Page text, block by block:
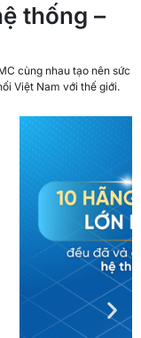
thống –
cùng nhau tạo nên sức
Việt Nam với thế giới.